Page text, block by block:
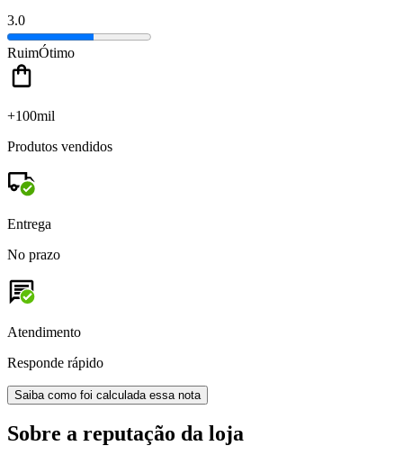
3.0
RuimÓtimo
+100mil
Produtos vendidos
Entrega
No prazo
Atendimento
Responde rápido
Saiba como foi calculada essa nota
Sobre a reputação da loja